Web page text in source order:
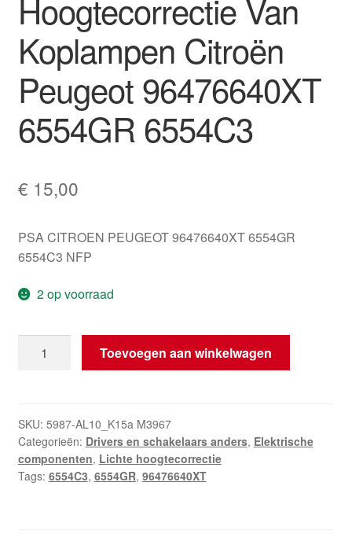
Hoogtecorrectie Van
Koplampen Citroën
Peugeot 96476640XT
6554GR 6554C3
€ 15,00
PSA CITROEN PEUGEOT 96476640XT 6554GR
6554C3 NFP
2 op voorraad
Van
Koplampen
Citroën
Peugeot
Toevoegen aan winkelwagen
SKU: 5987-AL10_K15a M3967
Categorieën: Drivers en schakelaars anders, Elektrische
componenten, Lichte hoogtecorrectie
Tags: 6554C3, 6554GR, 96476640XT